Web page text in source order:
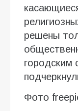
решены
Фото